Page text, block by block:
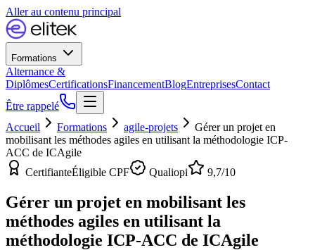
Aller au contenu principal
Formations
Alternance &
DiplômesCertificationsFinancementBlogEntreprisesContact
Être rappelé
Accueil
Formations agile-projets
Gérer un projet en
mobilisant les méthodes agiles en utilisant la méthodologie ICP-
ACC de ICAgile
CertifianteÉligible CPF Qualiopi 9,7/10
Gérer un projet en mobilisant les
méthodes agiles en utilisant la
méthodologie ICP-ACC de ICAgile